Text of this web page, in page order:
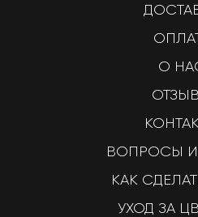
О
ВОПРОСЫ И
КАК
УХОД ЗА